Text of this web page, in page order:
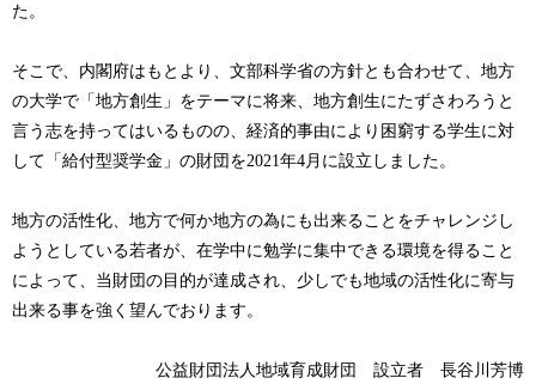
た。
そこで、内閣府はもとより、文部科学省の方針とも合わせて、地方
の大学で「地方創生」をテーマに将来、地方創生にたずさわろうと
言う志を持ってはいるものの、経済的事由により困窮する学生に対
して「給付型奨学金」の財団を2021年4月に設立しました。
地方の活性化、地方で何か地方の為にも出来ることをチャレンジし
ようとしている若者が、在学中に勉学に集中できる環境を得ること
によって、当財団の目的が達成され、少しでも地域の活性化に寄与
出来る事を強く望んでおります。
公益財団法人地域育成財団 設立者 長谷川芳博